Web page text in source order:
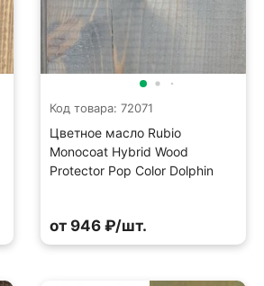
Код товара: 72071
Цветное масло Rubio
Monocoat Hybrid Wood
Protector Pop Color Dolphin
от 946 ₽/шт.